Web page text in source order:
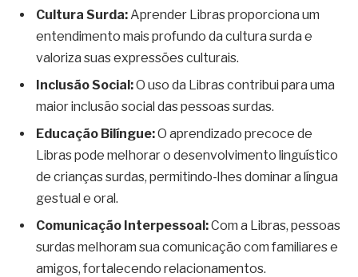
Cultura Surda: Aprender Libras proporciona um
entendimento mais profundo da cultura surda e
valoriza suas expressões culturais.
Inclusão Social:O uso da Libras contribui para uma
maior inclusão social das pessoas surdas.
Educação Bilíngue:O aprendizado precoce de
Libras pode melhorar o desenvolvimento linguístico
de crianças surdas, permitindo-lhes dominar a língua
gestual e oral.
Comunicação Interpessoal:Com a Libras, pessoas
surdas melhoram sua comunicação com familiares e
amigos, fortalecendo relacionamentos.